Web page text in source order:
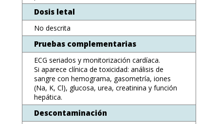
Dosis letal
No descrita
Pruebas complementarias
ECG seriados y monitorización cardíaca.
Si aparece clínica de toxicidad: análisis de
sangre con hemograma, gasometría, iones
(Na, K, Cl), glucosa, urea, creatinina y función
hepática.
Descontaminación